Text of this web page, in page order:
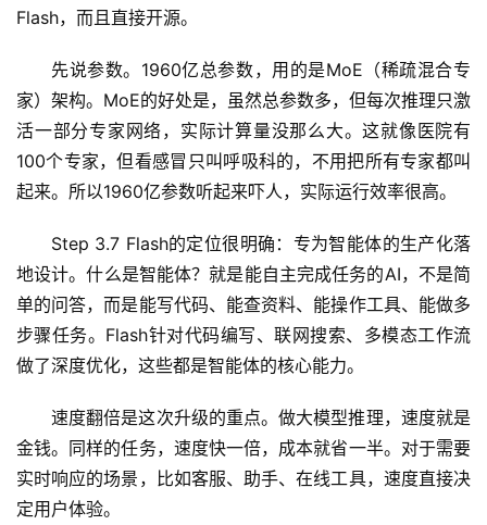
Flash，而且直接开源。
先说参数。1960亿总参数，用的是MoE（稀疏混合专
家）架构。MoE的好处是，虽然总参数多，但每次推理只激
活一部分专家网络，实际计算量没那么大。这就像医院有
100个专家，但看感冒只叫呼吸科的，不用把所有专家都叫
起来。所以1960亿参数听起来吓人，实际运行效率很高。
Step 3.7 Flash的定位很明确：专为智能体的生产化落
地设计。什么是智能体？就是能自主完成任务的AI，不是简
单的问答，而是能写代码、能查资料、能操作工具、能做多
步骤任务。Flash针对代码编写、联网搜索、多模态工作流
做了深度优化，这些都是智能体的核心能力。
速度翻倍是这次升级的重点。做大模型推理，速度就是
金钱。同样的任务，速度快一倍，成本就省一半。对于需要
实时响应的场景，比如客服、助手、在线工具，速度直接决
定用户体验。